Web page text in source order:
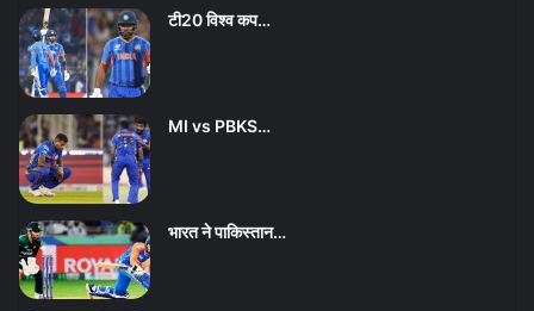
टी20 विश्व कप…
MI vs PBKS…
भारत ने पाकिस्तान…